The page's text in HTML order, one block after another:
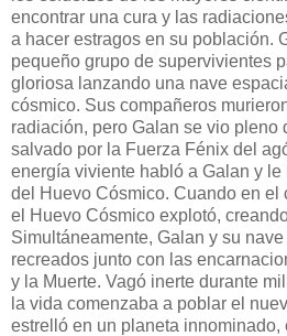
encontrar una cura y las
a hacer estragos en su población.
pequeño grupo de supervivientes
gloriosa lanzando una nave
cósmico. Sus compañeros
radiación, pero Galan se vio pleno
salvado por la Fuerza Fénix del
energía viviente habló a Galan y
del Huevo Cósmico. Cuando en el
el Huevo Cósmico explotó,
Simultáneamente, Galan y su
recreados junto con las
y la Muerte. Vagó inerte durante
la vida comenzaba a poblar el
estrelló en un planeta innominado,